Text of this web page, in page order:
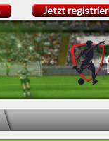
Jetzt